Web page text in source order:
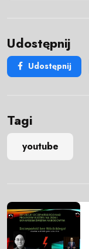
Udostępnij
Udostępnij
Tagi
youtube